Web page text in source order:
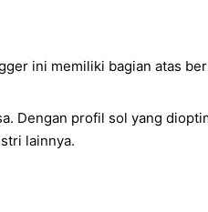
ini memiliki bagian atas
Dengan profil sol yang
lainnya.